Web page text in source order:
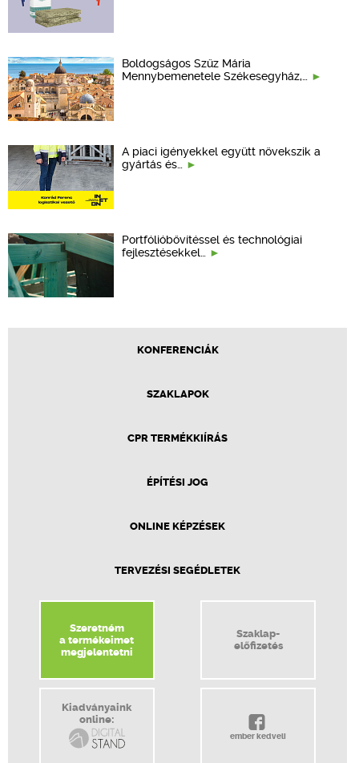
Boldogságos Szűz Mária
Mennybemenetele Székesegyház,…
A piaci igényekkel együtt növekszik a
gyártás és…
Portfólióbővítéssel és technológiai
fejlesztésekkel…
KONFERENCIÁK
SZAKLAPOK
CPR TERMÉKKIÍRÁS
ÉPÍTÉSI JOG
ONLINE KÉPZÉSEK
TERVEZÉSI SEGÉDLETEK
Szeretném
a termékeimet
megjelentetni
Szaklap-
előfizetés
Kiadványaink
online:
ember kedveli